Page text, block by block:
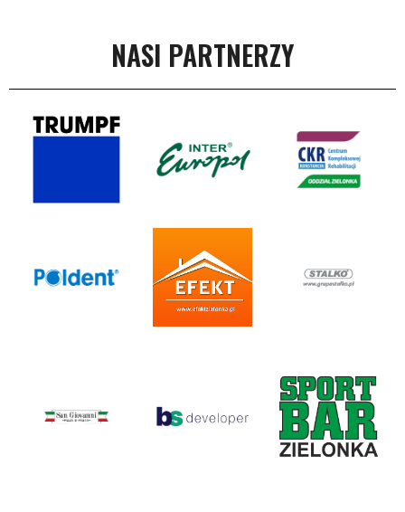
NASI PARTNERZY